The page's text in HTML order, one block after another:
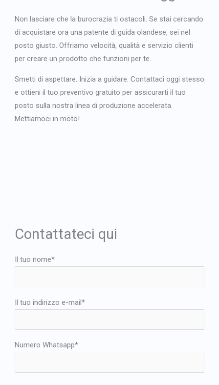
Non lasciare che la burocrazia ti ostacoli. Se stai cercando
di acquistare ora una patente di guida olandese, sei nel
posto giusto. Offriamo velocità, qualità e servizio clienti
per creare un prodotto che funzioni per te.
Smetti di aspettare. Inizia a guidare. Contattaci oggi stesso
e ottieni il tuo preventivo gratuito per assicurarti il tuo
posto sulla nostra linea di produzione accelerata.
Mettiamoci in moto!
Contattateci qui
Il tuo nome*
Il tuo indirizzo e-mail*
Numero Whatsapp*